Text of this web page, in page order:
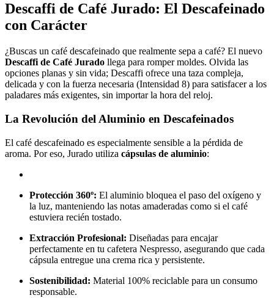
Descaffi de Café Jurado: El Descafeinado
con Carácter
¿Buscas un café descafeinado que realmente sepa a café? El nuevo
Descaffi de Café Jurado llega para romper moldes. Olvida las
opciones planas y sin vida; Descaffi ofrece una taza compleja,
delicada y con la fuerza necesaria (Intensidad 8) para satisfacer a los
paladares más exigentes, sin importar la hora del reloj.
La Revolución del Aluminio en Descafeinados
El café descafeinado es especialmente sensible a la pérdida de
aroma. Por eso, Jurado utiliza cápsulas de aluminio:
Protección 360º: El aluminio bloquea el paso del oxígeno y
la luz, manteniendo las notas amaderadas como si el café
estuviera recién tostado.
Extracción Profesional: Diseñadas para encajar
perfectamente en tu cafetera Nespresso, asegurando que cada
cápsula entregue una crema rica y persistente.
Sostenibilidad: Material 100% reciclable para un consumo
responsable.